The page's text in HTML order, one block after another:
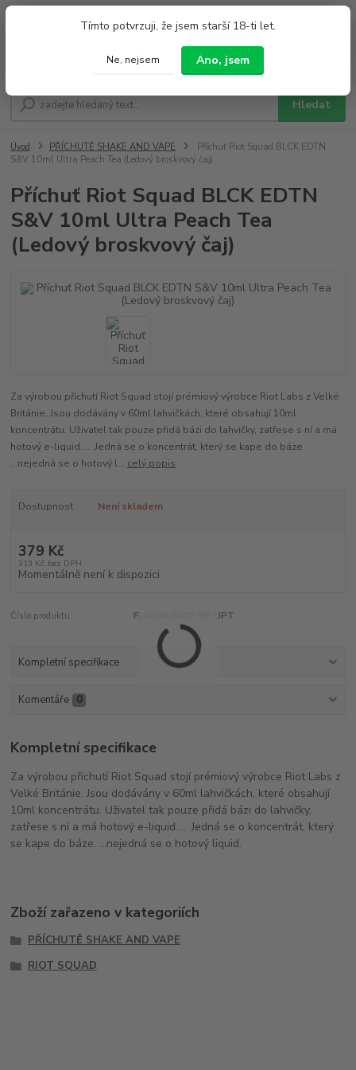
Tímto potvrzuji, že jsem starší 18-ti let.
Ne, nejsem Ano, jsem
Hledat
Po - Pá 9:00 - 19:00 So 9:00 - 14:00
Úvod PŘÍCHUTĚ SHAKE AND VAPE
Příchuť Riot Squad BLCK EDTN
S&V 10ml Ultra Peach Tea (Ledový broskvový čaj)
Příchuť Riot Squad BLCK EDTN
S&V 10ml Ultra Peach Tea
(Ledový broskvový čaj)
Za výrobou příchutí Riot Squad stojí prémiový výrobce Riot Labs z Velké
Británie. Jsou dodávány v 60ml lahvičkách, které obsahují 10ml
koncentrátu. Uživatel tak pouze přidá bázi do lahvičky, zatřese s ní a má
hotový e-liquid.... Jedná se o koncentrát, který se kape do báze.
...nejedná se o hotový l... celý popis
Dostupnost Není skladem
379 Kč
313 Kč bez DPH
Momentálně není k dispozici
Číslo produktu: FLAVOR-RIOT-BE-UPT
Kompletní specifikace
Komentáře 0
Kompletní specifikace
Za výrobou příchutí Riot Squad stojí prémiový výrobce Riot Labs z
Velké Británie. Jsou dodávány v 60ml lahvičkách, které obsahují
10ml koncentrátu. Uživatel tak pouze přidá bázi do lahvičky,
zatřese s ní a má hotový e-liquid.... Jedná se o koncentrát, který
se kape do báze. ...nejedná se o hotový liquid.
Zboží zařazeno v kategoriích
PŘÍCHUTĚ SHAKE AND VAPE
RIOT SQUAD